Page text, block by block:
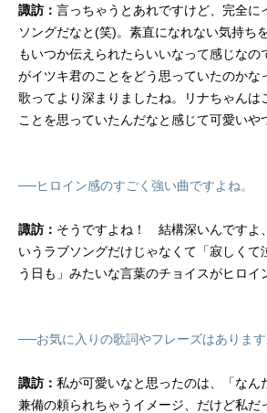
諏訪： 言っちゃうとあれですけど、完全に
ソングだなと(笑)。素直になれない気持ち
もいつか伝えられたらいいなって感じなの
がイツキ君のことをどう思っていたのかな
歌ってより深まりましたね。リナちゃんは
ことを思っていたんだなと感じて可愛いや
──ヒロイン感のすごく強い曲ですよね。
諏訪： そうですよね！ 結構深いんですよ
いうラブソングだけじゃなくて「寂しくて
う日も」みたいな言葉のチョイスがヒロイ
──お気に入りの歌詞やフレーズはあります
諏訪： 私が可愛いなと思ったのは、「なん
兼備の頼られちゃうイメージ、だけど私だ